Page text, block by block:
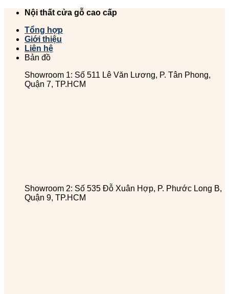
Chuyển
dung
Nội thất cửa gỗ cao cấp
Tổng hợp
Giới thiệu
Liên hệ
Bản đồ
Showroom 1: Số 511 Lê Văn Lương, P. Tân Phong,
Quận 7, TP.HCM
Showroom 2: Số 535 Đỗ Xuân Hợp, P. Phước Long B,
Quận 9, TP.HCM